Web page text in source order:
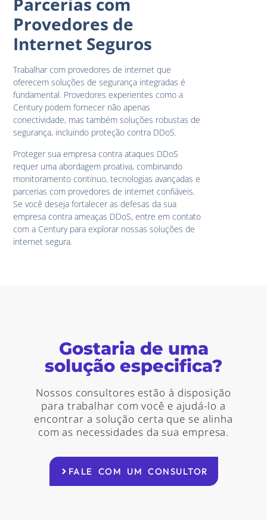
Provedores de
Internet Seguros
Trabalhar com provedores de internet que
oferecem soluções de segurança integradas é
fundamental. Provedores experientes como a
Century podem fornecer não apenas
conectividade, mas também soluções robustas de
segurança, incluindo proteção contra DDoS.
Proteger sua empresa contra ataques DDoS
requer uma abordagem proativa, combinando
monitoramento contínuo, tecnologias avançadas e
parcerias com provedores de internet confiáveis.
Se você deseja fortalecer as defesas da sua
empresa contra ameaças DDoS, entre em contato
com a Century para explorar nossas soluções de
internet segura.
Gostaria de uma
solução especifica?
Nossos consultores estão à disposição
para trabalhar com você e ajudá-lo a
encontrar a solução certa que se alinha
com as necessidades da sua empresa.
FALE COM UM CONSULTOR